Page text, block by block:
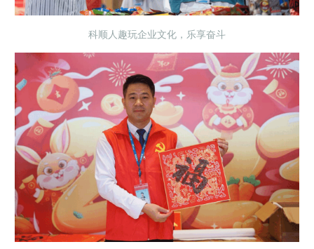
科顺人趣玩企业文化，乐享奋斗